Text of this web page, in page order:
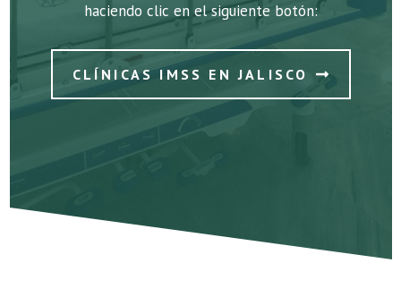
haciendo clic en el siguiente botón:
CLÍNICAS IMSS EN JALISCO